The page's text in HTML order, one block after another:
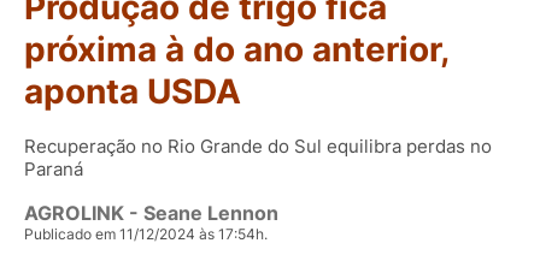
próxima à do ano anterior,
aponta USDA
Recuperação no Rio Grande do Sul equilibra perdas no
Paraná
AGROLINK - Seane Lennon
Publicado em 11/12/2024 às 17:54h.